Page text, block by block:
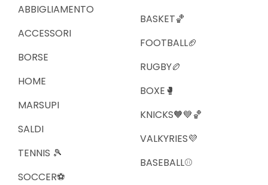
ABBIGLIAMENTO
ACCESSORI
BORSE
HOME
MARSUPI
SALDI
TENNIS 🎾
SOCCER⚽️
BASKET🏀
FOOTBALL🏈
RUGBY🏉
BOXE🥊
KNICKS🧡💙🏀
VALKYRIES💜
BASEBALL⚾️